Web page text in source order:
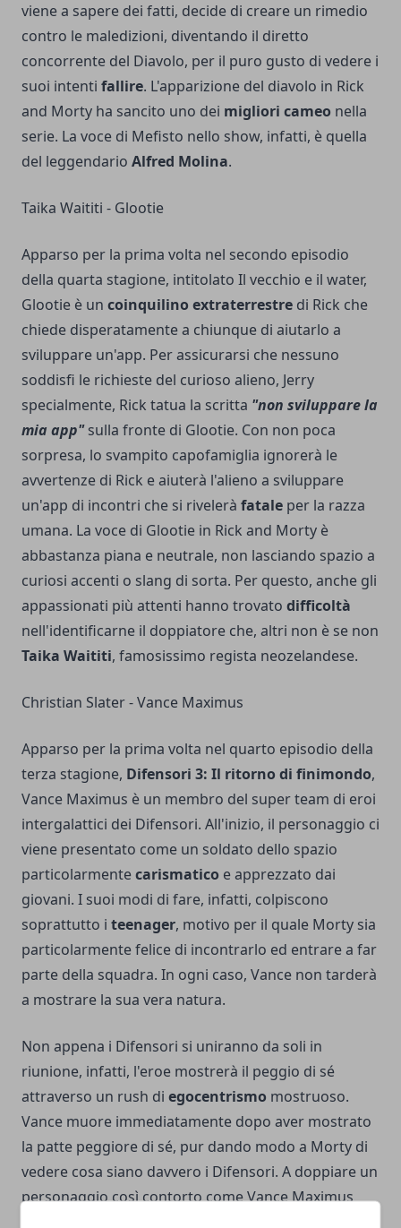
viene a sapere dei fatti, decide di creare un rimedio
contro le maledizioni, diventando il diretto
concorrente del Diavolo, per il puro gusto di vedere i
suoi intenti fallire. L'apparizione del diavolo in Rick
and Morty ha sancito uno dei migliori cameo nella
serie. La voce di Mefisto nello show, infatti, è quella
del leggendario Alfred Molina.
Taika Waititi - Glootie
Apparso per la prima volta nel secondo episodio
della quarta stagione, intitolato Il vecchio e il water,
Glootie è un coinquilino extraterrestre di Rick che
chiede disperatamente a chiunque di aiutarlo a
sviluppare un'app. Per assicurarsi che nessuno
soddisfi le richieste del curioso alieno, Jerry
specialmente, Rick tatua la scritta "non sviluppare la
mia app"sulla fronte di Glootie. Con non poca
sorpresa, lo svampito capofamiglia ignorerà le
avvertenze di Rick e aiuterà l'alieno a sviluppare
un'app di incontri che si rivelerà fatale per la razza
umana. La voce di Glootie in Rick and Morty è
abbastanza piana e neutrale, non lasciando spazio a
curiosi accenti o slang di sorta. Per questo, anche gli
appassionati più attenti hanno trovato difficoltà
nell'identificarne il doppiatore che, altri non è se non
Taika Waititi, famosissimo regista neozelandese.
Christian Slater - Vance Maximus
Apparso per la prima volta nel quarto episodio della
terza stagione, Difensori 3: Il ritorno di finimondo,
Vance Maximus è un membro del super team di eroi
intergalattici dei Difensori. All'inizio, il personaggio ci
viene presentato come un soldato dello spazio
particolarmentecarismatico e apprezzato dai
giovani. I suoi modi di fare, infatti, colpiscono
soprattutto i teenager, motivo per il quale Morty sia
particolarmente felice di incontrarlo ed entrare a far
parte della squadra. In ogni caso, Vance non tarderà
a mostrare la sua vera natura.
Non appena i Difensori si uniranno da soli in
riunione, infatti, l'eroe mostrerà il peggio di sé
attraverso un rush di egocentrismo mostruoso.
Vance muore immediatamente dopo aver mostrato
la patte peggiore di sé, pur dando modo a Morty di
vedere cosa siano davvero i Difensori. A doppiare un
personaggio così contorto come Vance Maximus